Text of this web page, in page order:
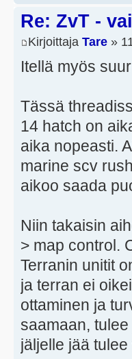
Re: ZvT -
Kirjoittaja Tare »
Itellä myös
Tässä
14 hatch on
aika nopeasti.
marine scv
aikoo saada
Niin takaisin
> map control.
Terranin unitit
ja terran ei
ottaminen ja
saamaan,
jäljelle jää